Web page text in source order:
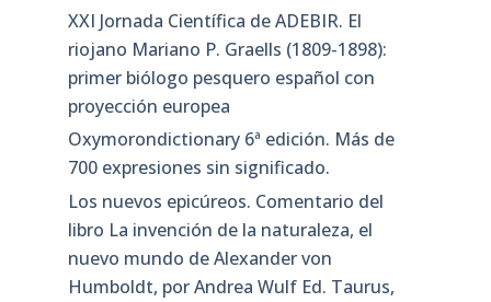
XXI Jornada Científica de ADEBIR. El
riojano Mariano P. Graells (1809-1898):
primer biólogo pesquero español con
proyección europea
Oxymorondictionary 6ª edición. Más de
700 expresiones sin significado.
Los nuevos epicúreos. Comentario del
libro La invención de la naturaleza, el
nuevo mundo de Alexander von
Humboldt, por Andrea Wulf Ed. Taurus,